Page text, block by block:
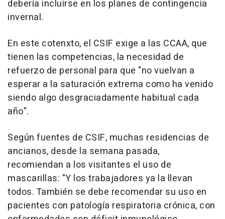
debería incluirse en los planes de contingencia
invernal.
En este cotenxto, el CSIF exige a las CCAA, que
tienen las competencias, la necesidad de
refuerzo de personal para que "no vuelvan a
esperar a la saturación extrema como ha venido
siendo algo desgraciadamente habitual cada
año".
Según fuentes de CSIF, muchas residencias de
ancianos, desde la semana pasada,
recomiendan a los visitantes el uso de
mascarillas: "Y los trabajadores ya la llevan
todos. También se debe recomendar su uso en
pacientes con patología respiratoria crónica, con